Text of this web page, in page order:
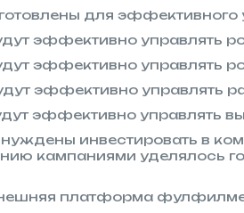
для эффективного
эффективно управлять
эффективно управлять
эффективно управлять
эффективно управлять
инвестировать в
кампаниями
платформа